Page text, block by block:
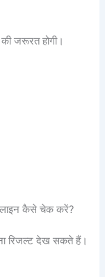
जरूरत होगी।
कैसे चेक करें?
रिजल्ट देख सकते हैं।